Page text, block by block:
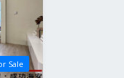
Sale